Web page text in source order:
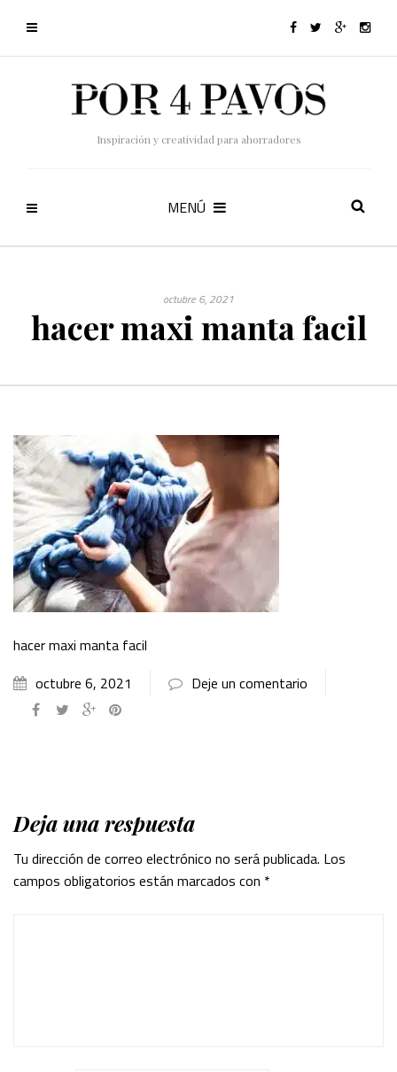
Inspiración y creatividad para ahorradores
MENÚ
octubre 6, 2021
hacer maxi manta facil
hacer maxi manta facil
octubre 6, 2021
Deje un comentario
Deja una respuesta
Tu dirección de correo electrónico no será publicada. Los
campos obligatorios están marcados con *